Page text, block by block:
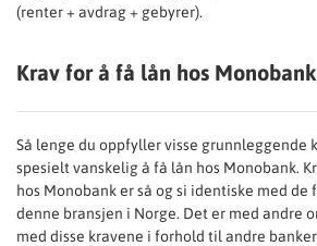
(renter + avdrag + gebyrer).
Krav for å få lån hos Monobank
Så lenge du oppfyller visse grunnleggende
spesielt vanskelig å få lån hos Monobank.
hos Monobank er så og si identiske med de
denne bransjen i Norge. Det er med andre
med disse kravene i forhold til andre